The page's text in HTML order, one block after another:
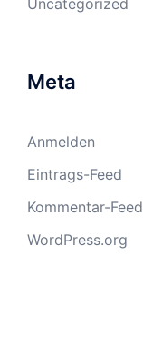
Uncategorized
Meta
Anmelden
Eintrags-Feed
Kommentar-Feed
WordPress.org